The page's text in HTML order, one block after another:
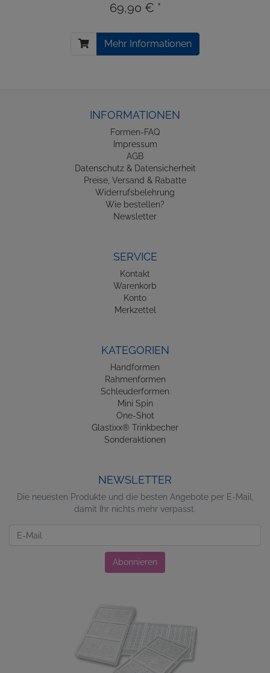
69,90 € *
Mehr Informationen
INFORMATIONEN
Formen-FAQ
Impressum
AGB
Datenschutz & Datensicherheit
Preise, Versand & Rabatte
Widerrufsbelehrung
Wie bestellen?
Newsletter
SERVICE
Kontakt
Warenkorb
Konto
Merkzettel
KATEGORIEN
Handformen
Rahmenformen
Schleuderformen
Mini Spin
One-Shot
Glastixx® Trinkbecher
Sonderaktionen
NEWSLETTER
Die neuesten Produkte und die besten Angebote per E-Mail,
damit Ihr nichts mehr verpasst.
Abonnieren